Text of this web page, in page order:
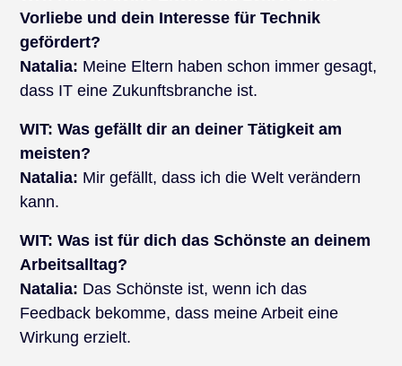
Vorliebe und dein Interesse für Technik
gefördert?
Natalia: Meine Eltern haben schon immer gesagt,
dass IT eine Zukunftsbranche ist.
WIT: Was gefällt dir an deiner Tätigkeit am
meisten?
Natalia: Mir gefällt, dass ich die Welt verändern
kann.
WIT: Was ist für dich das Schönste an deinem
Arbeitsalltag?
Natalia: Das Schönste ist, wenn ich das
Feedback bekomme, dass meine Arbeit eine
Wirkung erzielt.